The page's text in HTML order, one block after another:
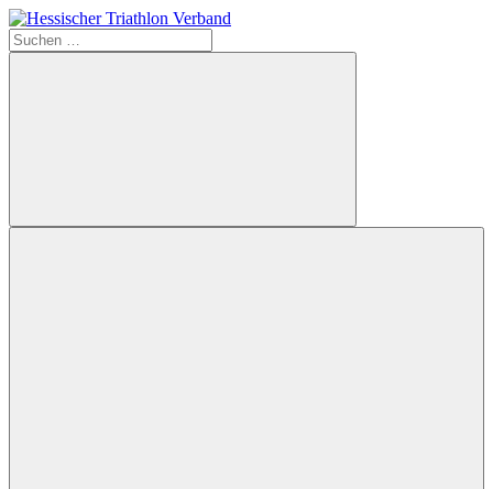
Zum
Inhalt
springen
Suchen
nach:
Suchen